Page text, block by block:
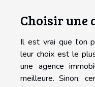
Choisir une
Il est vrai que l'on
leur choix est le
une agence
meilleure. Sinon,